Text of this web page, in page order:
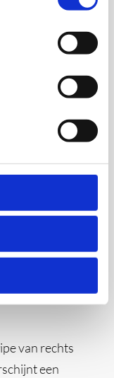
van het
manieren
van rechts
een